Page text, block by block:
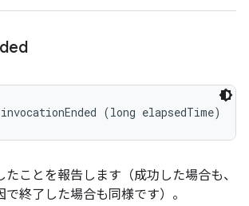
(long elapsedTime)
ことを報告します（成功した場合も、
終了した場合も同様です）。